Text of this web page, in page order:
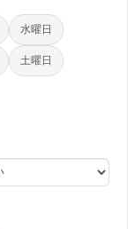
水曜日
土曜日
古典